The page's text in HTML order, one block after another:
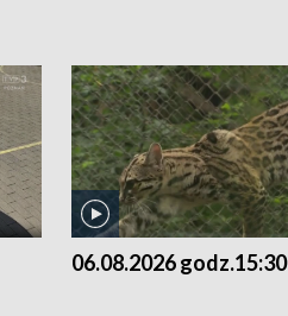
06.08.2026 godz.15:30